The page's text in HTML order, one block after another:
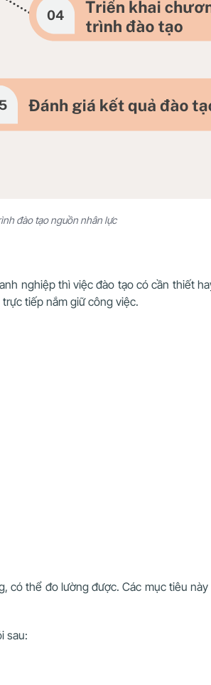
đào tạo nguồn nhân lực
nghiệp thì việc đào tạo có cần thiết
tiếp nắm giữ công việc.
thể đo lường được. Các mục tiêu
sau: